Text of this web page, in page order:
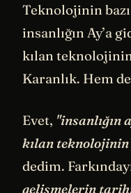
Teknolojinin
insanlığın Ay’a
kılan
Karanlık. Hem
Evet, "insanlığın
kılan
dedim.
gelişmelerin